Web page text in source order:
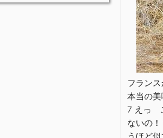
フラン
本当の
7 えっ
ないの
うほど